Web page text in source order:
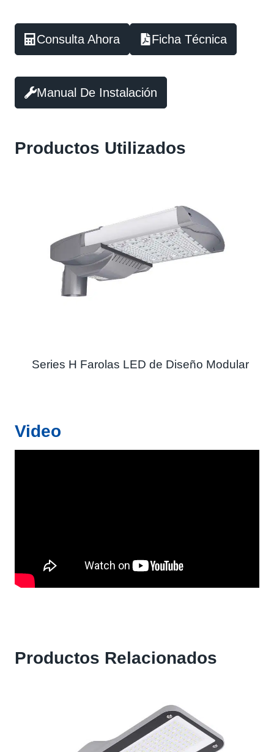
Consulta Ahora Ficha Técnica
Manual De Instalación
Productos Utilizados
Series H Farolas LED de Diseño Modular
Video
Productos Relacionados